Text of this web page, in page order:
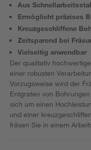
Aus
Ermöglicht präzises
Kreuzgeschliffene
Zeitsparend bei
Vielseitig anwendbar
Der qualitativ
einer robusten
Vorzugsweise wird der
Entgraten von
sich um einen
und einer
fräsen Sie in einem